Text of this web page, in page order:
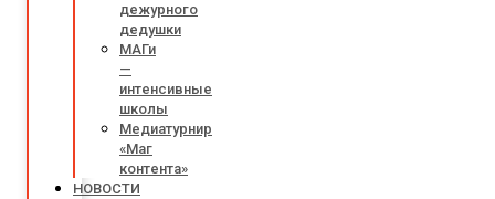
дежурного
дедушки
МАГи
—
интенсивные
школы
Медиатурнир
«Маг
контента»
НОВОСТИ